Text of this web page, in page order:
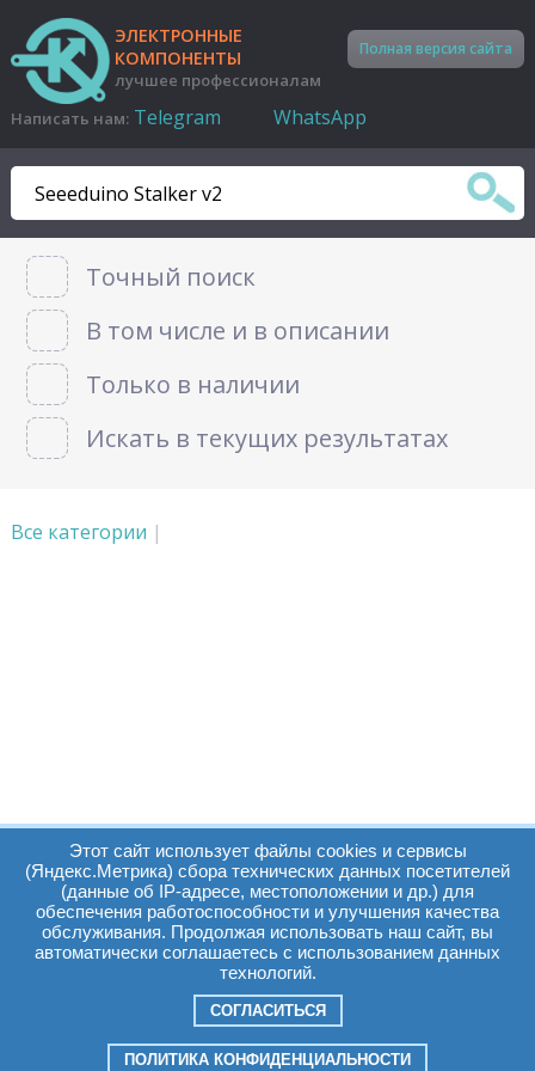
ЭЛЕКТРОННЫЕ
КОМПОНЕНТЫ
лучшее профессионалам
Полная версия сайта
Написать нам: Telegram WhatsApp
Точный поиск
В том числе и в описании
Только в наличии
Искать в текущих результатах
Все категории |
Часы работы:
Суб. Воскр. вых.
Томск, пр. Ленина г,
д. 159
Этот сайт использует файлы cookies и сервисы
(Яндекс.Метрика) сбора технических данных посетителей
(данные об IP-адресе, местоположении и др.) для
обеспечения работоспособности и улучшения качества
обслуживания. Продолжая использовать наш сайт, вы
автоматически соглашаетесь с использованием данных
технологий.
СОГЛАСИТЬСЯ
ПОЛИТИКА КОНФИДЕНЦИАЛЬНОСТИ